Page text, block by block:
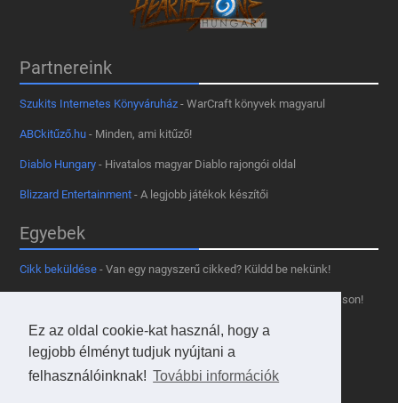
Ez az oldal cookie-kat használ, hogy a
legjobb élményt tudjuk nyújtani a
felhasználóinknak! További információk
Partnereink
Szukits Internetes Könyváruház - WarCraft könyvek magyarul
ABCkitűző.hu - Minden, ami kitűző!
Diablo Hungary - Hivatalos magyar Diablo rajongói oldal
Blizzard Entertainment - A legjobb játékok készítői
Egyebek
Cikk beküldése - Van egy nagyszerű cikked? Küldd be nekünk!
- Tetszik az oldal? Segíts, hogy fennmaradhasson!
Kapcsolat, médiaajánlat- Lépj velünk kapcsolatba!
Használd a tooltipünket- A saját oldaladon is!